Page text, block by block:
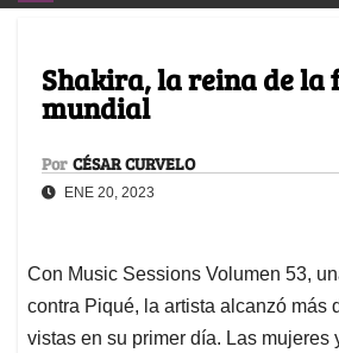
Shakira, la reina de
mundial
Por CÉSAR CURVELO
ENE 20, 2023
Con Music Sessions Volumen 53,
contra Piqué, la artista alcanzó más
vistas en su primer día. Las mujeres